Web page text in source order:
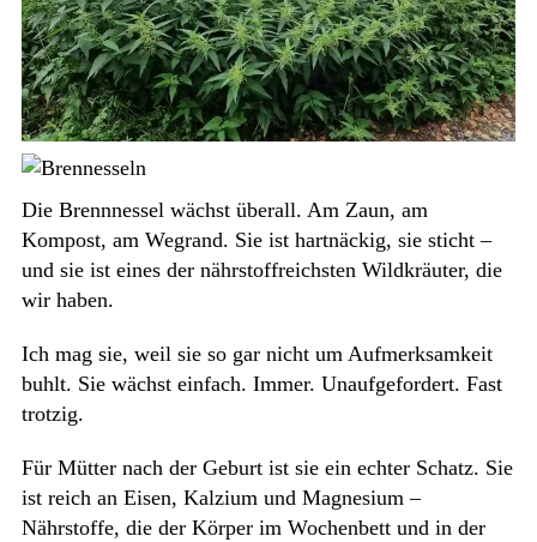
Die Brennnessel wächst überall. Am Zaun, am
Kompost, am Wegrand. Sie ist hartnäckig, sie sticht –
und sie ist eines der nährstoffreichsten Wildkräuter, die
wir haben.
Ich mag sie, weil sie so gar nicht um Aufmerksamkeit
buhlt. Sie wächst einfach. Immer. Unaufgefordert. Fast
trotzig.
Für Mütter nach der Geburt ist sie ein echter Schatz. Sie
ist reich an Eisen, Kalzium und Magnesium –
Nährstoffe, die der Körper im Wochenbett und in der